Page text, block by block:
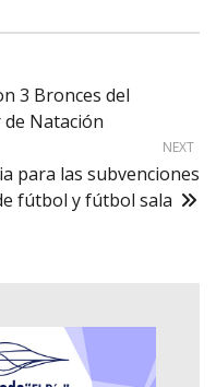
3 Bronces del
Natación
NEXT
para las subvenciones
fútbol y fútbol sala